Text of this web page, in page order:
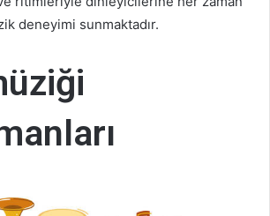
deneyimi sunmaktadır.